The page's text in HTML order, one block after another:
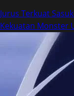
Jurus Terkuat
Kekuatan Monster